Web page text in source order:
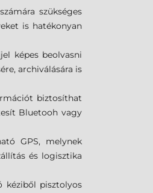
szükséges
is hatékonyan
képes beolvasni
archiválására is
biztosíthat
Bluetooh vagy
GPS, melynek
és logisztika
kéziből pisztolyos